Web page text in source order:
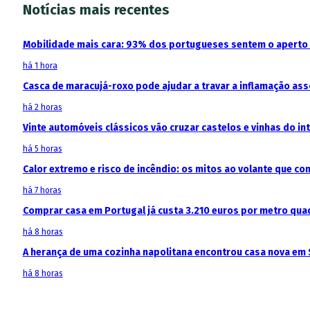
Notícias mais recentes
Mobilidade mais cara: 93% dos portugueses sentem o
há 1 hora
Casca de maracujá-roxo pode ajudar a travar a inflamação
há 2 horas
Vinte automóveis clássicos vão cruzar castelos e vinhas do
há 5 horas
Calor extremo e risco de incêndio: os mitos ao volante que
há 7 horas
Comprar casa em Portugal já custa 3.210 euros por metro
há 8 horas
A herança de uma cozinha napolitana encontrou casa nova em
há 8 horas